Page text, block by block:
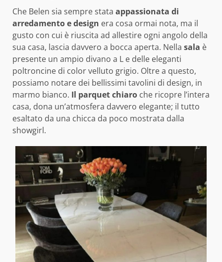
Che Belen sia sempre stata appassionata di
arredamento e design era cosa ormai nota, ma il
gusto con cui è riuscita ad allestire ogni angolo della
sua casa, lascia davvero a bocca aperta. Nella sala è
presente un ampio divano a L e delle eleganti
poltroncine di color velluto grigio. Oltre a questo,
possiamo notare dei bellissimi tavolini di design, in
marmo bianco. Il parquet chiaro che ricopre l’intera
casa, dona un’atmosfera davvero elegante; il tutto
esaltato da una chicca da poco mostrata dalla
showgirl.